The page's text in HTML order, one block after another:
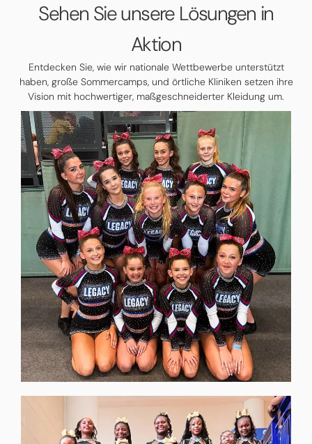
Sehen Sie unsere Lösungen in
Aktion
Entdecken Sie, wie wir nationale Wettbewerbe unterstützt
haben, große Sommercamps, und örtliche Kliniken setzen ihre
Vision mit hochwertiger, maßgeschneiderter Kleidung um.